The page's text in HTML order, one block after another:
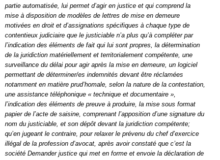
partie automatisée, lui permet d’agir en justice et qui comprend la
mise à disposition de modèles de lettres de mise en demeure
motivées en droit et d’assignations spécifiques à chaque type de
contentieux judiciaire que le justiciable n’a plus qu’à compléter par
l’indication des éléments de fait qui lui sont propres, la détermination
de la juridiction matériellement et territorialement compétente, une
surveillance du délai pour agir après la mise en demeure, un logiciel
permettant de déterminer/es indemnités devant être réclamées
notamment en matière prud’homale, selon la nature de la contestation,
une assistance téléphonique « technique et documentaire »,
l’indication des éléments de preuve à produire, la mise sous format
papier de l’acte de saisine, comprenant l’apposition d’une signature du
nom du justiciable, et son dépôt devant la juridiction compétente;
qu’en jugeant le contraire, pour relaxer le prévenu du chef d’exercice
illégal de la profession d’avocat, après avoir constaté que c’est la
société Demander justice qui met en forme et envoie la déclaration de